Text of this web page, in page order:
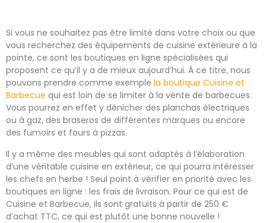
Si vous ne souhaitez pas être limité dans votre choix ou que
vous recherchez des équipements de cuisine extérieure à la
pointe, ce sont les boutiques en ligne spécialisées qui
proposent ce qu’il y a de mieux aujourd’hui. À ce titre, nous
pouvons prendre comme exemple la boutique Cuisine et
Barbecue qui est loin de se limiter à la vente de barbecues.
Vous pourrez en effet y dénicher des planchas électriques
ou à gaz, des braseros de différentes marques ou encore
des fumoirs et fours à pizzas.
Il y a même des meubles qui sont adaptés à l’élaboration
d’une véritable cuisine en extérieur, ce qui pourra intéresser
les chefs en herbe ! Seul point à vérifier en priorité avec les
boutiques en ligne : les frais de livraison. Pour ce qui est de
Cuisine et Barbecue, ils sont gratuits à partir de 250 €
d’achat TTC, ce qui est plutôt une bonne nouvelle !